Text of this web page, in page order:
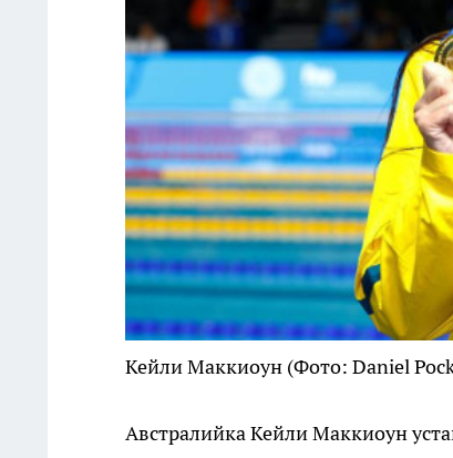
Кейли Маккиоун (Фото: Daniel
Австралийка Кейли Маккиоун